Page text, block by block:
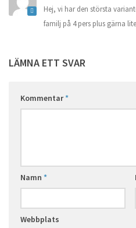
Hej, vi har den största
familj på 4 pers plus gärna
LÄMNA ETT SVAR
Kommentar*
Namn *
Webbplats